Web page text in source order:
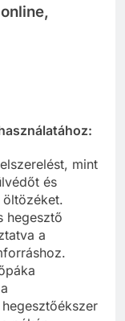
mint
és
hegesztő
a